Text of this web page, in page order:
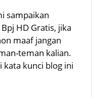
sampaikan
HD Gratis, jika
maaf jangan
teman kalian.
kata kunci blog ini